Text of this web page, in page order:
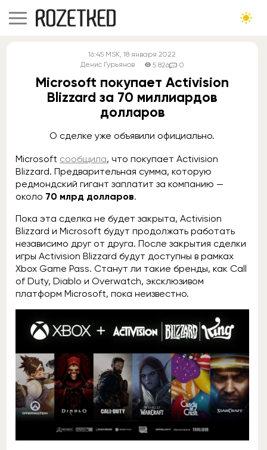
16:45 MSK, 18 января 2022
Денис Гурьянов
5 826 0
Microsoft покупает Activision
Blizzard за 70 миллиардов
долларов
О сделке уже объявили официально.
Microsoft сообщила, что покупает Activision
Blizzard. Предварительная сумма, которую
редмондский гигант заплатит за компанию —
около 70 млрд долларов.
Пока эта сделка не будет закрыта, Activision
Blizzard и Microsoft будут продолжать работать
независимо друг от друга. После закрытия сделки
игры Activision Blizzard будут доступны в рамках
Xbox Game Pass. Станут ли такие бренды, как Call
of Duty, Diablo и Overwatch, эксклюзивом
платформ Microsoft, пока неизвестно.